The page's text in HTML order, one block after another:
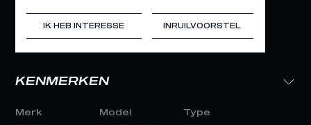
IK HEB INTERESSE INRUILVOORSTEL
KENMERKEN
Merk Model Type